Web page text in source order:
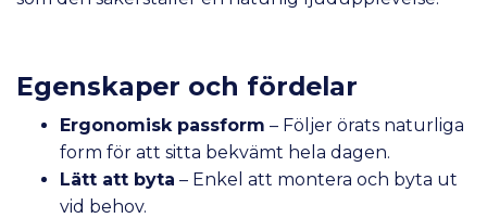
Egenskaper och fördelar
Ergonomisk passform – Följer örats naturliga
form för att sitta bekvämt hela dagen.
Lätt att byta – Enkel att montera och byta ut
vid behov.